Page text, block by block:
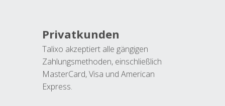
Privatkunden
Talixo akzeptiert alle gängigen
Zahlungsmethoden, einschließlich
MasterCard, Visa und American
Express.